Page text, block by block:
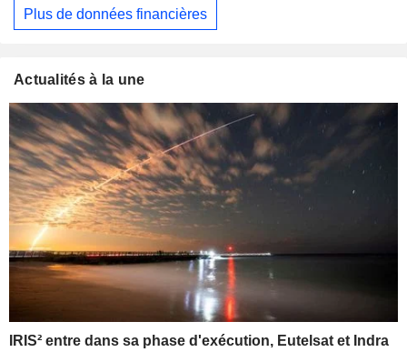
Plus de données financières
Actualités à la une
IRIS² entre dans sa phase d'exécution, Eutelsat et Indra